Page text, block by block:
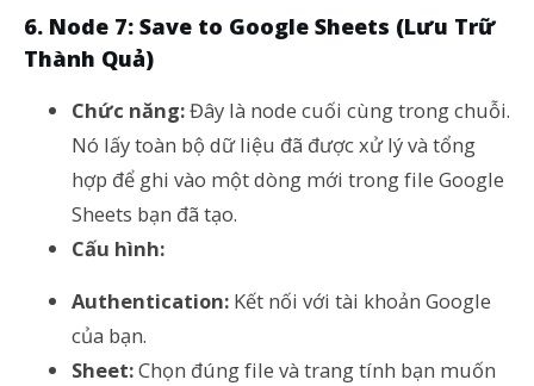
6. Node 7: Save to Google Sheets (Lưu Trữ
Thành Quả)
Chức năng:Đây là node cuối cùng trong chuỗi.
Nó lấy toàn bộ dữ liệu đã được xử lý và tổng
hợp để ghi vào một dòng mới trong file Google
Sheets bạn đã tạo.
Cấu hình:
Authentication: Kết nối với tài khoản Google
của bạn.
Sheet:Chọn đúng file và trang tính bạn muốn